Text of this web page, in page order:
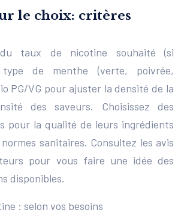
le choix: critères
taux de nicotine souhaité (si
de menthe (verte, poivrée,
PG/VG pour ajuster la densité de la
des saveurs. Choisissez des
pour la qualité de leurs ingrédients
sanitaires. Consultez les avis
pour vous faire une idée des
disponibles.
: selon vos besoins